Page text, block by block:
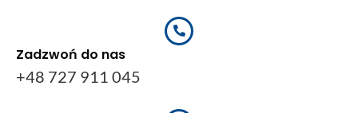
Zadzwoń do nas
+48 727 911 045